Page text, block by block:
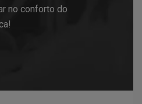
no conforto do